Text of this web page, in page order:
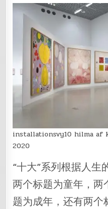
installationsvy10 hilma af
2020
“十大”系列根据人生
两个标题为童年，
题为成年，还有两